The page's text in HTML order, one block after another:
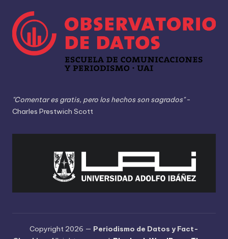
"Comentar es gratis, pero los hechos son sagrados"-
Charles Prestwich Scott
Copyright 2026 — Periodismo de Datos y Fact-